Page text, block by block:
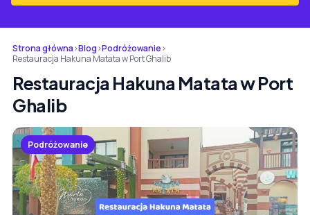
Strona główna›Blog›Podróżowanie›
Restauracja Hakuna Matata w Port Ghalib
Restauracja Hakuna Matata w Port
Ghalib
Podróżowanie